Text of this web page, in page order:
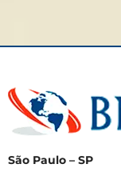
São Paulo – SP